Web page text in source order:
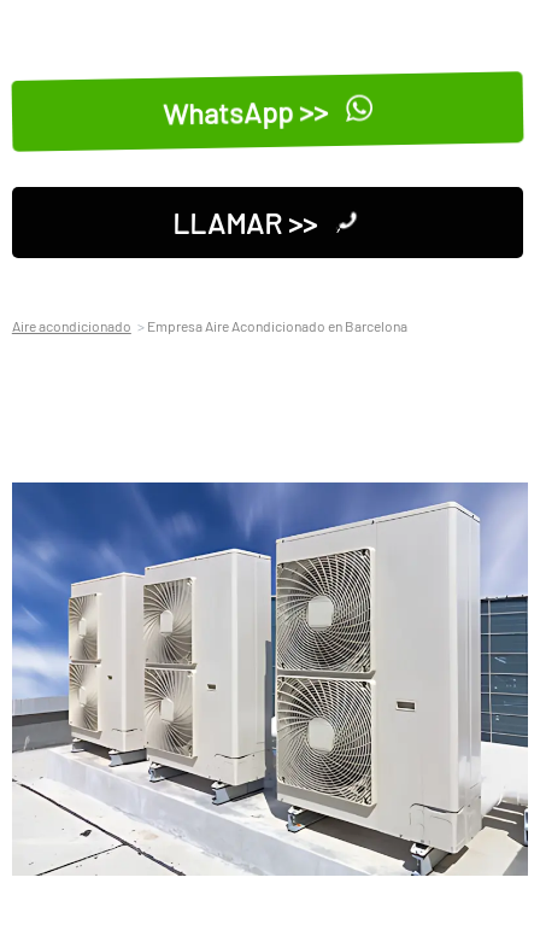
WhatsApp >>
LLAMAR >>
Aire acondicionado Empresa Aire Acondicionado en Barcelona